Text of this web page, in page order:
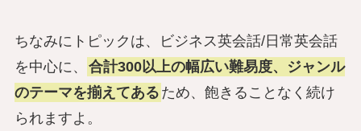
ちなみにトピックは、ビジネス英会話/日常英会話
を中心に、
合計300以上の幅広い難易度、ジャンル
のテーマを揃えてある ため、飽きることなく続け
られますよ。